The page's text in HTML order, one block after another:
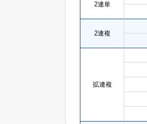
2連単
2連複
拡連複